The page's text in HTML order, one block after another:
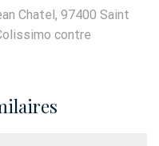
Chatel, 97400 Saint
contre